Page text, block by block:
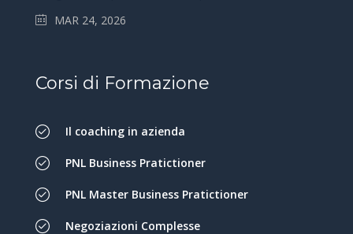
MAR 24, 2026
Corsi di Formazione
Il coaching in azienda
PNL Business Pratictioner
PNL Master Business Pratictioner
Negoziazioni Complesse